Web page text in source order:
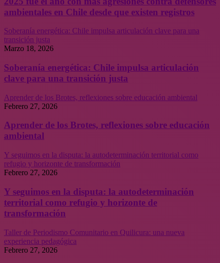
ambientales en Chile desde que existen registros
Soberanía energética: Chile impulsa articulación clave para una
transición justa
Marzo 18, 2026
Soberanía energética: Chile impulsa articulación
clave para una transición justa
Aprender de los Brotes, reflexiones sobre educación ambiental
Febrero 27, 2026
Aprender de los Brotes, reflexiones sobre educación
ambiental
Y seguimos en la disputa: la autodeterminación territorial como
refugio y horizonte de transformación
Febrero 27, 2026
Y seguimos en la disputa: la autodeterminación
territorial como refugio y horizonte de
transformación
Taller de Periodismo Comunitario en Quilicura: una nueva
experiencia pedagógica
Febrero 27, 2026